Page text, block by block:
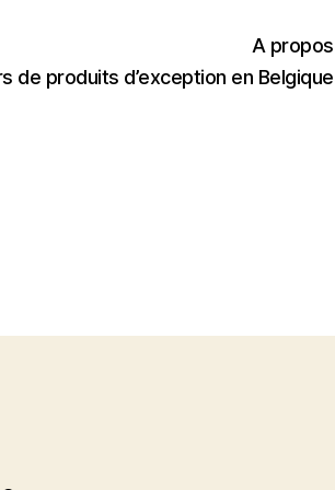
A propos
de produits d’exception en Belgique